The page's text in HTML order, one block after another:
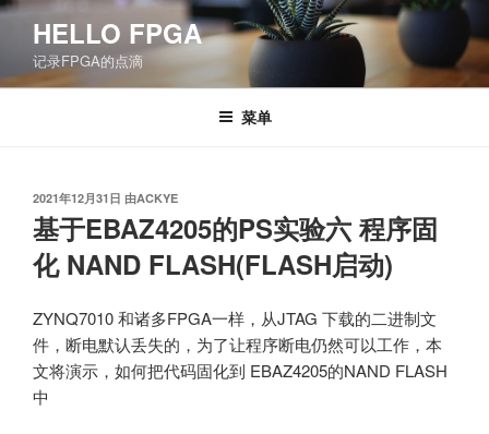
跳
容
HELLO FPGA
记录FPGA的点滴
菜单
发
布
于
2021年12月31日 由ACKYE
基于EBAZ4205的PS实验六 程序固
化 NAND FLASH(FLASH启动)
ZYNQ7010 和诸多FPGA一样，从JTAG 下载的二进制文
件，断电默认丢失的，为了让程序断电仍然可以工作，本
文将演示，如何把代码固化到 EBAZ4205的NAND FLASH
中